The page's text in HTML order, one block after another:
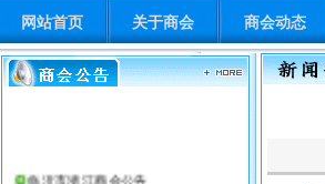
网站首页 关于商会 商会动态
临沂市浙江商会公告